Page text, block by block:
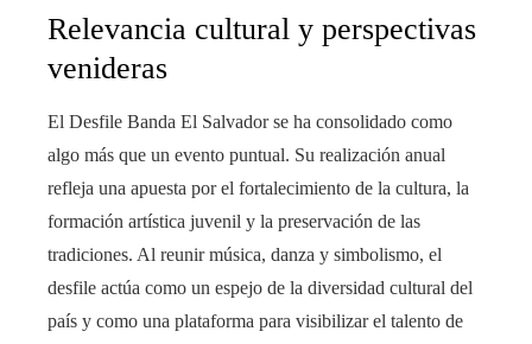
Relevancia cultural y perspectivas
venideras
El Desfile Banda El Salvador se ha consolidado como
algo más que un evento puntual. Su realización anual
refleja una apuesta por el fortalecimiento de la cultura, la
formación artística juvenil y la preservación de las
tradiciones. Al reunir música, danza y simbolismo, el
desfile actúa como un espejo de la diversidad cultural del
país y como una plataforma para visibilizar el talento de